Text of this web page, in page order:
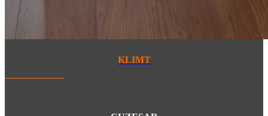
KLIMT